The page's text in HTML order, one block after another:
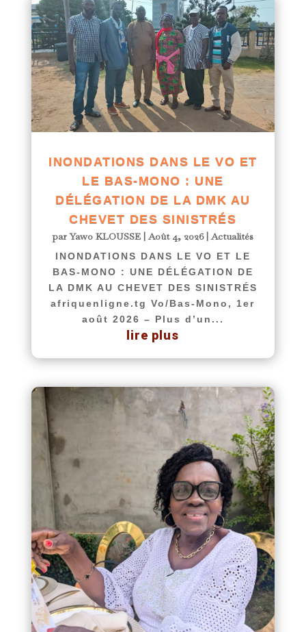
INONDATIONS DANS LE VO ET
LE BAS-MONO : UNE
DÉLÉGATION DE LA DMK AU
CHEVET DES SINISTRÉS
parYawo KLOUSSE |Août 4, 2026|Actualités
INONDATIONS DANS LE VO ET LE
BAS-MONO : UNE DÉLÉGATION DE
LA DMK AU CHEVET DES SINISTRÉS
afriquenligne.tg Vo/Bas-Mono, 1er
août 2026 – Plus d’un...
lire plus